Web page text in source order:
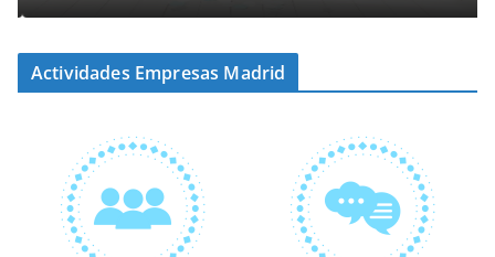
Actividades Empresas Madrid